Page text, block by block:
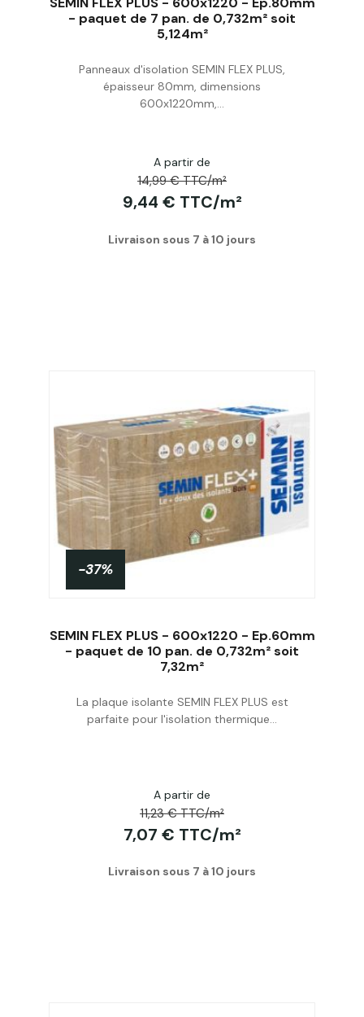
- paquet de 7 pan. de 0,732m² soit
5,124m²
Panneaux d'isolation SEMIN FLEX PLUS,
épaisseur 80mm, dimensions
600x1220mm,...
A partir de
14,99 € TTC/m²
9,44 € TTC/m²
Livraison sous 7 à 10 jours
-37%
SEMIN FLEX PLUS - 600x1220 - Ep.60mm
- paquet de 10 pan. de 0,732m² soit
7,32m²
La plaque isolante SEMIN FLEX PLUS est
parfaite pour l'isolation thermique...
A partir de
11,23 € TTC/m²
7,07 € TTC/m²
Livraison sous 7 à 10 jours